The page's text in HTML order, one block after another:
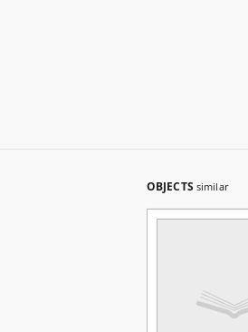
OBJECTS similar